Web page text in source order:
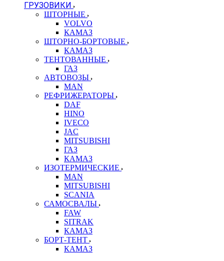
ГРУЗОВИКИ
ШТОРНЫЕ
VOLVO
КАМАЗ
ШТОРНО-БОРТОВЫЕ
КАМАЗ
ТЕНТОВАННЫЕ
ГАЗ
АВТОВОЗЫ
MAN
РЕФРИЖЕРАТОРЫ
DAF
HINO
IVECO
JAC
MITSUBISHI
ГАЗ
КАМАЗ
ИЗОТЕРМИЧЕСКИЕ
MAN
MITSUBISHI
SCANIA
САМОСВАЛЫ
FAW
SITRAK
КАМАЗ
БОРТ-ТЕНТ
КАМАЗ